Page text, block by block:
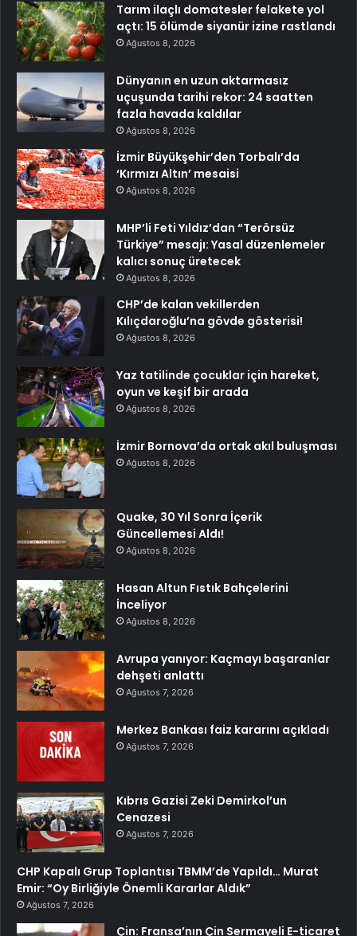
Tarım ilaçlı domatesler felakete yol
açtı: 15 ölümde siyanür izine rastlandı
Ağustos 8, 2026
Dünyanın en uzun aktarmasız
uçuşunda tarihi rekor: 24 saatten
fazla havada kaldılar
Ağustos 8, 2026
İzmir Büyükşehir’den Torbalı’da
‘Kırmızı Altın’ mesaisi
Ağustos 8, 2026
MHP’li Feti Yıldız’dan “Terörsüz
Türkiye” mesajı: Yasal düzenlemeler
kalıcı sonuç üretecek
Ağustos 8, 2026
CHP’de kalan vekillerden
Kılıçdaroğlu’na gövde gösterisi!
Ağustos 8, 2026
Yaz tatilinde çocuklar için hareket,
oyun ve keşif bir arada
Ağustos 8, 2026
İzmir Bornova’da ortak akıl buluşması
Ağustos 8, 2026
Quake, 30 Yıl Sonra İçerik
Güncellemesi Aldı!
Ağustos 8, 2026
Hasan Altun Fıstık Bahçelerini
İnceliyor
Ağustos 8, 2026
Avrupa yanıyor: Kaçmayı başaranlar
dehşeti anlattı
Ağustos 7, 2026
Merkez Bankası faiz kararını açıkladı
Ağustos 7, 2026
Kıbrıs Gazisi Zeki Demirkol’un
Cenazesi
Ağustos 7, 2026
CHP Kapalı Grup Toplantısı TBMM’de Yapıldı… Murat
Emir: “Oy Birliğiyle Önemli Kararlar Aldık”
Ağustos 7, 2026
Çin: Fransa’nın Çin Sermayeli E-ticaret